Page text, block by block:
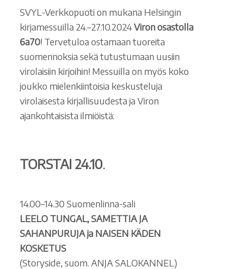
SVYL-Verkkopuoti on mukana Helsingin
kirjamessuilla 24.–27.10.2024Viron osastolla
6a70! Tervetuloa ostamaan tuoreita
suomennoksia sekä tutustumaan uusiin
virolaisiin kirjoihin! Messuilla on myös koko
joukko mielenkiintoisia keskusteluja
virolaisesta kirjallisuudesta ja Viron
ajankohtaisista ilmiöistä:
TORSTAI 24.10.
14.00–14.30 Suomenlinna-sali
LEELO TUNGAL, SAMETTIA JA
SAHANPURUJA ja NAISEN KÄDEN
KOSKETUS
(Storyside, suom. ANJA SALOKANNEL)